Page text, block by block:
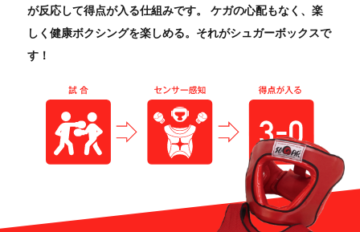
が反応して得点が入る仕組みです。 ケガの心配もなく、楽
しく健康ボクシングを楽しめる。それがシュガーボックスで
す！